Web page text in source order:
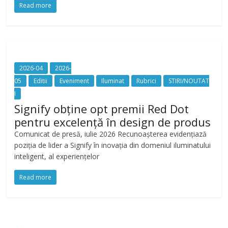
Read more
2026-04
2026-
05
Editii Eveniment Iluminat Rubrici
STIRI/NOUTAT
I
Signify obține opt premii Red Dot
pentru excelență în design de produs
Comunicat de presă, iulie 2026 Recunoașterea evidențiază
poziția de lider a Signify în inovația din domeniul iluminatului
inteligent, al experiențelor
Read more